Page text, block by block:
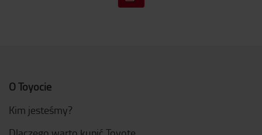
O Toyocie
Kim jesteśmy?